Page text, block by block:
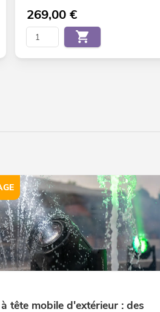
269,00 €
tête mobile d'extérieur : des